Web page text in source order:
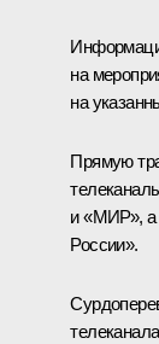
на
на
Прямую
и «МИР», а
России».